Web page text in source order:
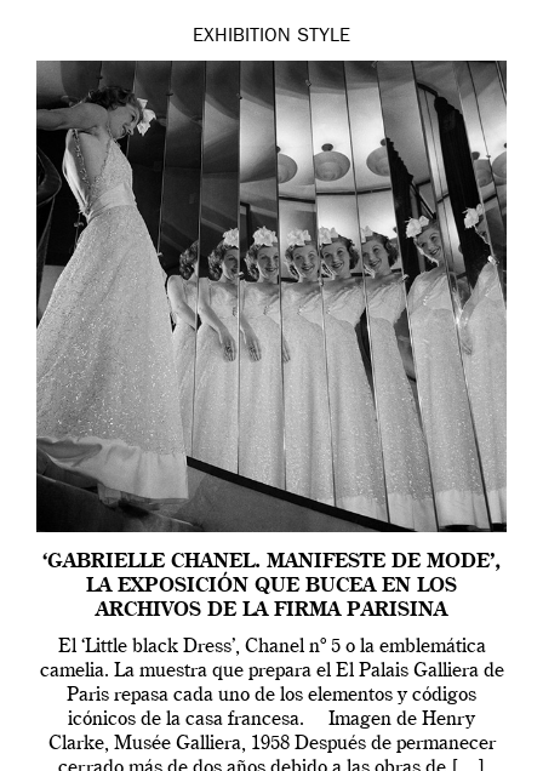
EXHIBITION STYLE
‘GABRIELLE CHANEL. MANIFESTE DE MODE’,
LA EXPOSICIÓN QUE BUCEA EN LOS
ARCHIVOS DE LA FIRMA PARISINA
El ‘Little black Dress’, Chanel nº 5 o la emblemática
camelia. La muestra que prepara el El Palais Galliera de
Paris repasa cada uno de los elementos y códigos
icónicos de la casa francesa. Imagen de Henry
Clarke, Musée Galliera, 1958 Después de permanecer